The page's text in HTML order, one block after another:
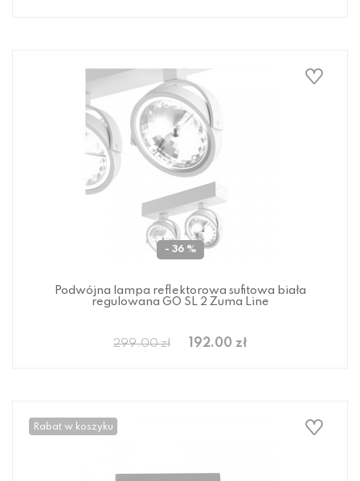
- 36 %
Podwójna lampa reflektorowa sufitowa biała
regulowana GO SL 2 Zuma Line
299.00 zł 192.00 zł
Rabat w koszyku